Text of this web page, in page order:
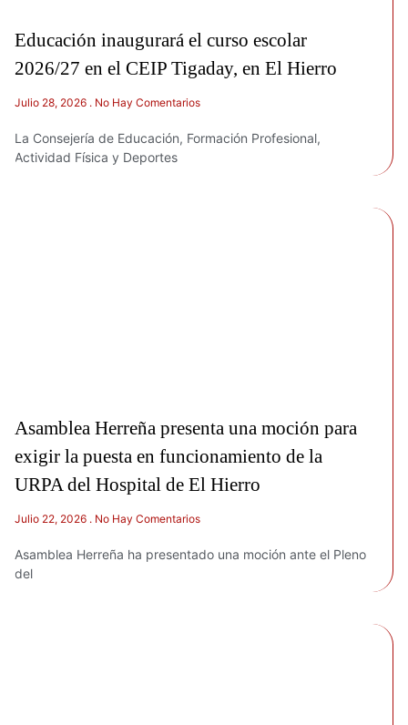
Educación inaugurará el curso escolar
2026/27 en el CEIP Tigaday, en El Hierro
Julio 28, 2026 No Hay Comentarios
La Consejería de Educación, Formación Profesional,
Actividad Física y Deportes
Asamblea Herreña presenta una moción para
exigir la puesta en funcionamiento de la
URPA del Hospital de El Hierro
Julio 22, 2026 No Hay Comentarios
Asamblea Herreña ha presentado una moción ante el Pleno
del